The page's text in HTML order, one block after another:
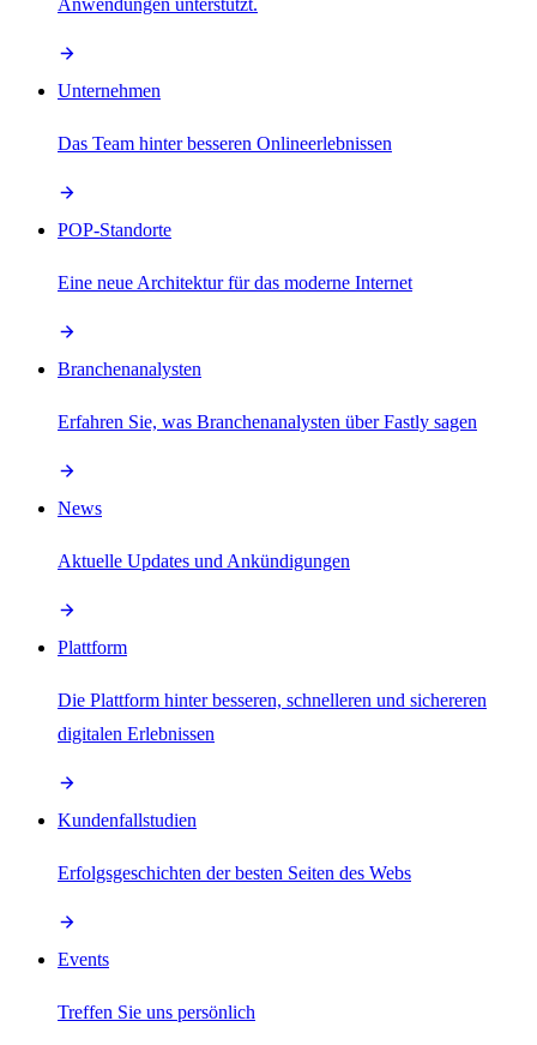
Anwendungen unterstützt.
Unternehmen
Das Team hinter besseren Onlineerlebnissen
POP-Standorte
Eine neue Architektur für das moderne Internet
Branchenanalysten
Erfahren Sie, was Branchenanalysten über Fastly sagen
News
Aktuelle Updates und Ankündigungen
Plattform
Die Plattform hinter besseren, schnelleren und sichereren
digitalen Erlebnissen
Kundenfallstudien
Erfolgsgeschichten der besten Seiten des Webs
Events
Treffen Sie uns persönlich